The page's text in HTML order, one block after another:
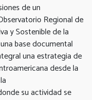
de un
Regional de
y Sostenible de la
base documental
una estrategia de
desde la
su actividad se